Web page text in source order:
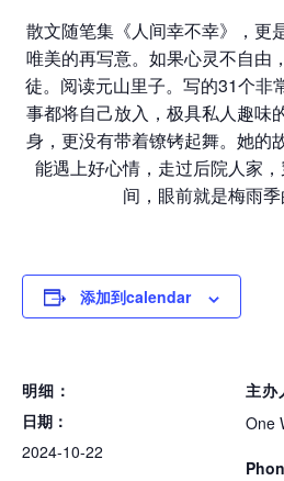
散文随笔集《人间幸不幸》，更
唯美的再写意。如果心灵不自由
徒。阅读元山里子。写的31个非
事都将自己放入，极具私人趣味
身，更没有带着镣铐起舞。她的
能遇上好心情，走过后院人家
间，眼前就是梅雨季
添加到calendar
明细：
日期：
2024-10-22
主办
One